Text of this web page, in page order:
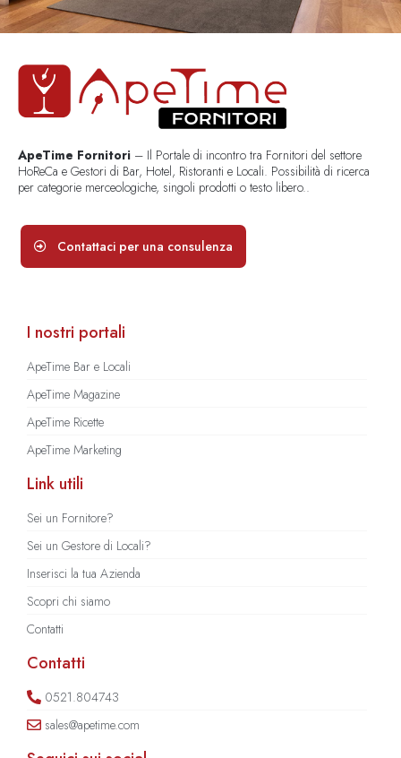
ApeTime Fornitori – Il Portale di incontro tra Fornitori del settore
HoReCa e Gestori di Bar, Hotel, Ristoranti e Locali. Possibilità di ricerca
per categorie merceologiche, singoli prodotti o testo libero..
Contattaci per una consulenza
I nostri portali
ApeTime Bar e Locali
ApeTime Magazine
ApeTime Ricette
ApeTime Marketing
Link utili
Sei un Fornitore?
Sei un Gestore di Locali?
Inserisci la tua Azienda
Scopri chi siamo
Contatti
Contatti
0521.804743
sales@apetime.com